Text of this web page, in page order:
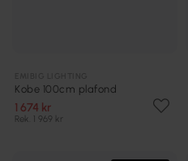
Kobe 100cm plafond
1 674 kr
Rek. 1 969 kr